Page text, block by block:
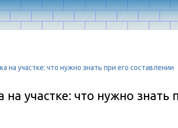
на участке: что нужно знать при его составлении
на участке: что нужно знать